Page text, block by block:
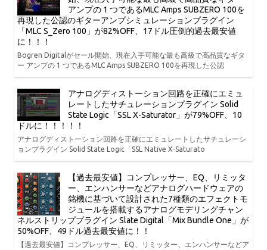
アンプの 1 つであるMLC Amps SUBZERO 100を
再現した公認のギターアンプシミュレーションプラグイン
「MLC S_Zero 100」が82%OFF、17ドル圧倒的過去最安値
に！！！
Bogren Digitalがセール開始、現在入手可能な最も高級で高品質なギタ
ー アンプの 1 つであるMLC Amps SUBZERO 100を再現した公認
アナログディストーション回路を正確にエミュ
レートしたサチュレーションプラグイン Solid
State Logic「SSL X-Saturator」が79%OFF、10
ドルに！！！！！
アナログディストーション回路を正確にエミュレートしたサチュレーシ
ョンプラグイン Solid State Logic「SSL Native X-Saturato
【過去最安値】コンプレッサー、EQ、リミッタ
ー、エンハンサーなどアナログハードウェアの
銘機に基づいて設計された7種類のエフェクトモ
ジュールを搭載するアナログモデリングチャン
ネルストリッププラグイン Slate Digital「Mix Bundle One」が
50%OFF、49ドル過去最安値に！！
【過去最安値】コンプレッサー、EQ、リミッター、エンハンサーなどア